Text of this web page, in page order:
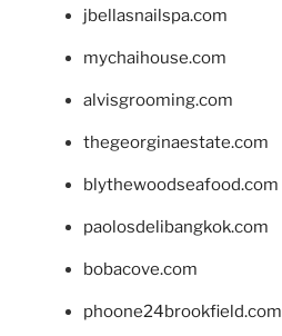
jbellasnailspa.com
mychaihouse.com
alvisgrooming.com
thegeorginaestate.com
blythewoodseafood.com
paolosdelibangkok.com
bobacove.com
phoone24brookfield.com